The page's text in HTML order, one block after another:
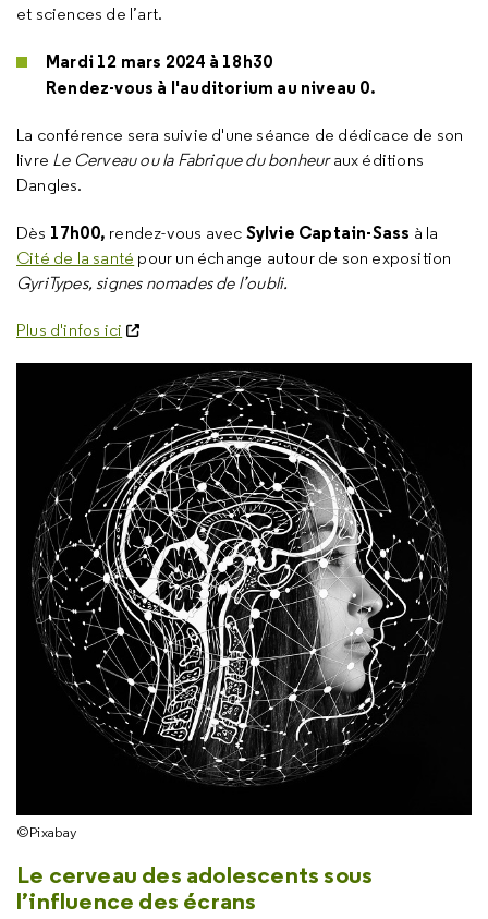
et sciences de l’art.
Mardi 12 mars 2024 à 18h30
Rendez-vous à l'auditorium au niveau 0.
La conférence sera suivie d'une séance de dédicace de son
livre Le Cerveau ou la Fabrique du bonheuraux éditions
Dangles.
Dès 17h00, rendez-vous avec Sylvie Captain-Sass à la
Cité de la santé pour un échange autour de son exposition
GyriTypes, signes nomades de l’oubli.
Plus d'infos ici
©Pixabay
Le cerveau des adolescents sous
l’influence des écrans